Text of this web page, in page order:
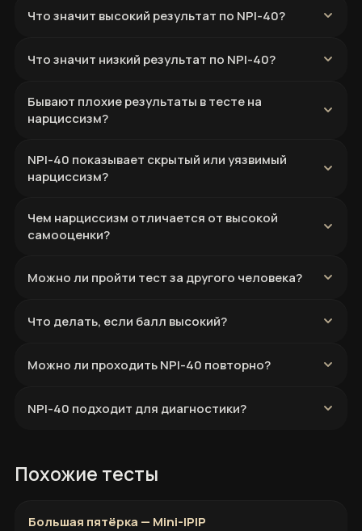
Что значит высокий результат по NPI-40?
Что значит низкий результат по NPI-40?
Бывают плохие результаты в тесте на
нарциссизм?
NPI-40 показывает скрытый или уязвимый
нарциссизм?
Чем нарциссизм отличается от высокой
самооценки?
Можно ли пройти тест за другого человека?
Что делать, если балл высокий?
Можно ли проходить NPI-40 повторно?
NPI-40 подходит для диагностики?
Похожие тесты
Большая пятёрка — Mini-IPIP